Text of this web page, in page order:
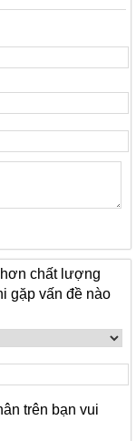
chất lượng
gặp vấn đề nào
trên bạn vui